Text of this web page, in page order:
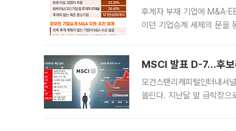
후계자 부재 기업에
이던 기업승계 세제의 문을
MSCI 발표 D-7…후보
모건스탠리캐피털인터내셔
쏠린다. 지난달 말 급락장으